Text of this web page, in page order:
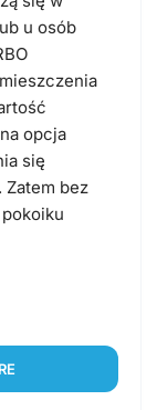
u osób
opcja
się
bez